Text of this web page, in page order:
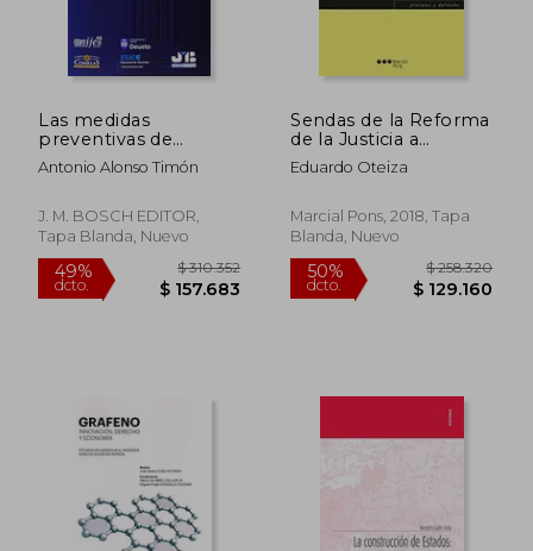
50% $ 204.541 10%
Las medidas
preventivas de
conflictos jurídicos en
contextos
inestables
Antonio Alonso Timón
J. M. BOSCH EDITOR,
Tapa Blanda, Nuevo
Sendas de la Reforma
de la Justicia a
Principios del Siglo
xxi
Eduardo Oteiza
Marcial Pons, 2018, Tapa
Blanda, Nuevo